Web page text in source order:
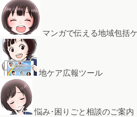
マンガで伝える地域包括
地ケア広報ツール
悩み･困りごと相談のご案内